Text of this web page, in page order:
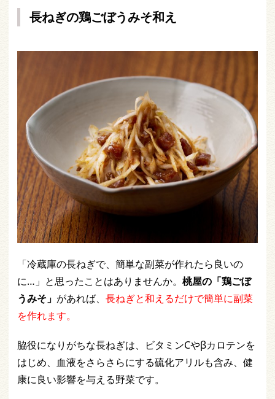
長ねぎの鶏ごぼうみそ和え
「冷蔵庫の長ねぎで、簡単な副菜が作れたら良いの
に…」と思ったことはありませんか。 桃屋の「鶏ごぼ
うみそ」 があれば、 長ねぎと和えるだけで簡単に副菜
を作れます。
脇役になりがちな長ねぎは、ビタミンCやβカロテンを
はじめ、血液をさらさらにする硫化アリルも含み、健
康に良い影響を与える野菜です。